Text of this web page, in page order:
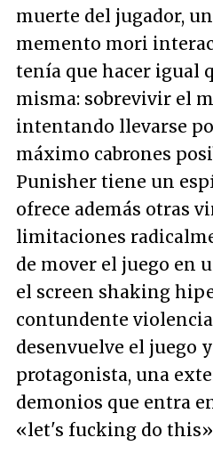
muerte del jugador,
memento mori
tenía que hacer igual
misma: sobrevivir el
intentando llevarse
máximo cabrones
Punisher tiene un
ofrece además otras
limitaciones
de mover el juego en
el screen shaking
contundente violencia
desenvuelve el juego
protagonista, una
demonios que entra
«let's fucking do